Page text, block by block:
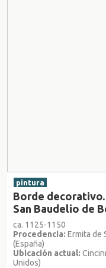
pintura
Borde
San Baudelio de
ca. 1125-1150
Procedencia: Ermita de
(España)
Ubicación actual:
Unidos)